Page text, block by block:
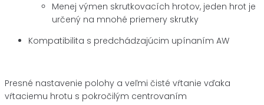
Menej výmen skrutkovacích hrotov, jeden hrot je
určený na mnohé priemery skrutky
Kompatibilita s predchádzajúcim upínaním AW
Presné nastavenie polohy a veľmi čisté vŕtanie vďaka
vŕtaciemu hrotu s pokročilým centrovaním